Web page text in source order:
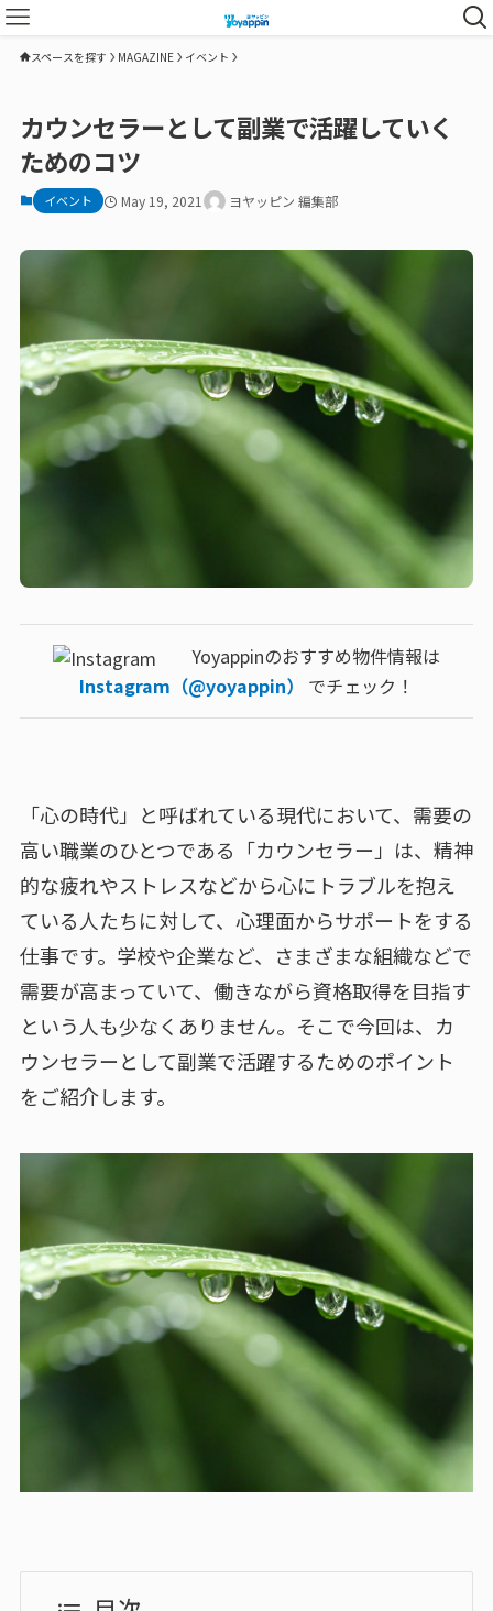
スペースを探す MAGAZINE イベント
カウンセラーとして副業で活躍していく
ためのコツ
イベント May 19, 2021 ヨヤッピン 編集部
Yoyappinのおすすめ物件情報は
Instagram（@yoyappin）
でチェック！
「心の時代」と呼ばれている現代において、需要の
高い職業のひとつである「カウンセラー」は、精神
的な疲れやストレスなどから心にトラブルを抱え
ている人たちに対して、心理面からサポートをする
仕事です。学校や企業など、さまざまな組織などで
需要が高まっていて、働きながら資格取得を目指す
という人も少なくありません。そこで今回は、カ
ウンセラーとして副業で活躍するためのポイント
をご紹介します。